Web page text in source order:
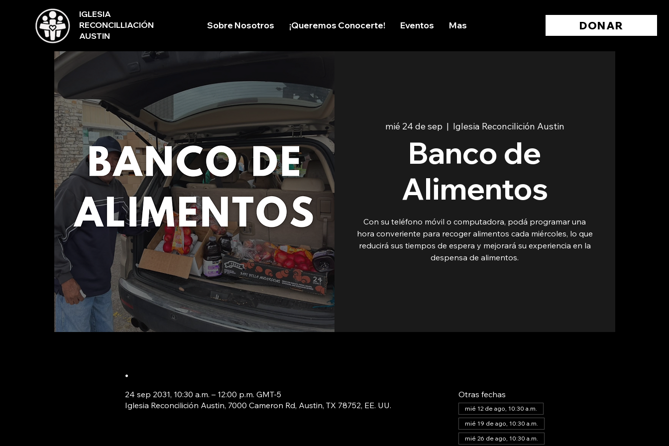
IGLESIA
RECONCILLIACIÓN
AUSTIN
Sobre Nosotros ¡Queremos Conocerte! Eventos Mas DONAR
mié 24 de sep
  |
Iglesia Reconcilición Austin
Banco de
Alimentos
Con su teléfono móvil o computadora, podá programar una
hora converiente para recoger alimentos cada miércoles, lo que
reducirá sus tiempos de espera y mejorará su experiencia en la
despensa de alimentos.
.
24 sep 2031, 10:30 a.m. – 12:00 p.m. GMT-5
Iglesia Reconcilición Austin, 7000 Cameron Rd, Austin, TX 78752, EE. UU.
Otras fechas
mié 12 de ago, 10:30 a.m.
mié 19 de ago, 10:30 a.m.
mié 26 de ago, 10:30 a.m.